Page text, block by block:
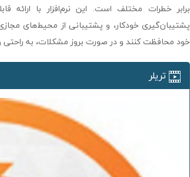
برابر خطرات مختلف است. این نرم‌افزار با ارائه
پشتیبان‌گیری خودکار، و پشتیبانی از محیط‌های
خود محافظت کنند و در صورت بروز مشکلات، به راحتی
تریلر